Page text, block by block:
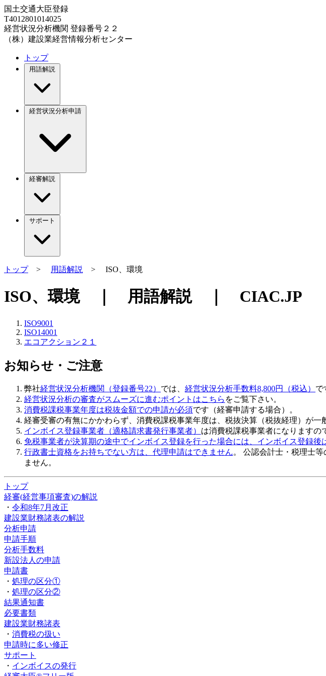
国土交通大臣登録
T4012801014025
経営状況分析機関 登録番号２２
（株）建設業経営情報分析センター
トップ
用語解説
経営状況分析申請
経審解説
サポート
トップ> 用語解説 > ISO、環境
ISO、環境 ｜ 用語解説 ｜ CIAC.JP
ISO9001
ISO14001
エコアクション２１
お知らせ・ご注意
弊社経営状況分析機関（登録番号22） では、 経営状況分析手数料8,800円（税込） で
経営状況分析の審査がスムーズに進むポイントはこちら をご覧下さい。
消費税課税事業年度は税抜金額での申請が必須です（経審申請する場合）。
経審受審の有無にかかわらず、消費税課税事業年度は、税抜決算（税抜経理）が一
インボイス登録事業者（適格請求書発行事業者） は消費税課税事業者になりますの
免税事業者が決算期の途中でインボイス登録を行った場合には、インボイス登録後
行政書士資格をお持ちでない方は、代理申請はできません。 公認会計士・税理士
ません。
トップ
経審(経営事項審査)の解説
・ 令和8年7月改正
建設業財務諸表の解説
分析申請
申請手順
分析手数料
新設法人の申請
申請書
・ 処理の区分①
・ 処理の区分②
結果通知書
必要書類
建設業財務諸表
・ 消費税の扱い
申請時に多い修正
サポート
・ インボイスの発行